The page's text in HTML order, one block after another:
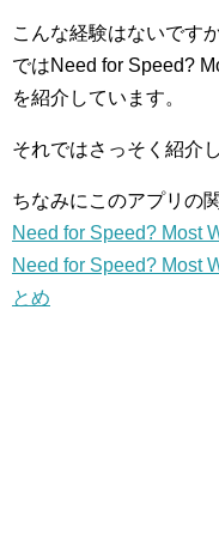
こんな経験はないです
ではNeed for Speed?
を紹介しています。
それではさっそく紹介
ちなみにこのアプリの
Need for Speed? Most
Need for Speed? Most
とめ